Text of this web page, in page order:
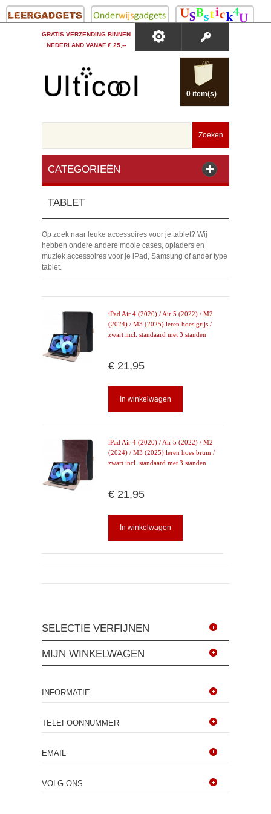
GRATIS VERZENDING BINNEN
NEDERLAND VANAF € 25,--
0 item(s)
Zoeken
CATEGORIEËN
TABLET
Op zoek naar leuke accessoires voor je tablet? Wij
hebben ondere andere mooie cases, opladers en
muziek accessoires voor je iPad, Samsung of ander type
tablet.
iPad Air 4 (2020) / Air 5 (2022) / M2
(2024) / M3 (2025) leren hoes grijs /
zwart incl. standaard met 3 standen
€ 21,95
In winkelwagen
iPad Air 4 (2020) / Air 5 (2022) / M2
(2024) / M3 (2025) leren hoes bruin /
zwart incl. standaard met 3 standen
€ 21,95
In winkelwagen
SELECTIE VERFIJNEN
MIJN WINKELWAGEN
INFORMATIE
TELEFOONNUMMER
EMAIL
VOLG ONS